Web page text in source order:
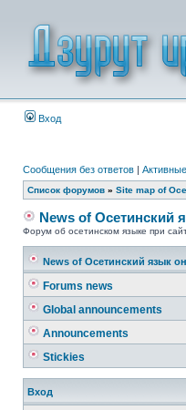
Вход
Сообщения без ответов |
Список форумов » Site map of
News of Осетинский
Форум об осетинском языке при
News of Осетинский язык
Forums news
Global announcements
Announcements
Stickies
Вход